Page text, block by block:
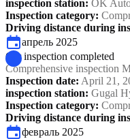
inspection station: OK
Inspection category:
Driving distance during
апрель 2025
Car inspection completed
Comprehensive inspection
Inspection date: April 21,
inspection station: Gugal
Inspection category:
Driving distance during
февраль 2025